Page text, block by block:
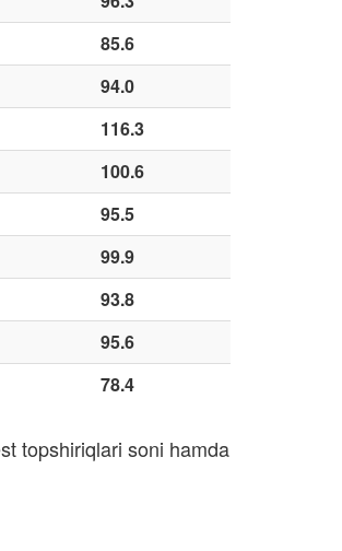
85.6
94.0
116.3
100.6
95.5
99.9
93.8
95.6
78.4
topshiriqlari soni hamda